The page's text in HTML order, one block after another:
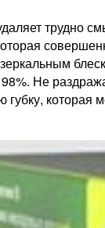
трудно
Не
которая